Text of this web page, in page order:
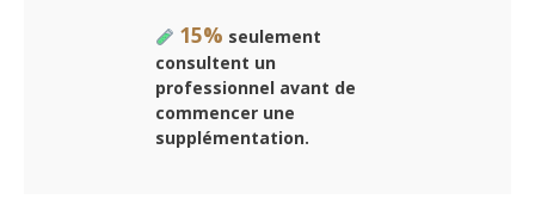
15% seulement
consultent un
professionnel avant de
commencer une
supplémentation.